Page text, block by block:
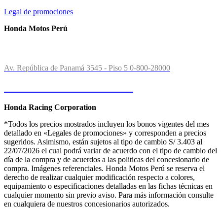
Legal de promociones
Honda Motos Perú
Av. República de Panamá 3545 - Piso 5 0-800-28000
Honda Racing Corporation
*Todos los precios mostrados incluyen los bonos vigentes del mes
detallado en «Legales de promociones» y corresponden a precios
sugeridos. Asimismo, están sujetos al tipo de cambio S/ 3.403 al
22/07/2026 el cual podrá variar de acuerdo con el tipo de cambio del
día de la compra y de acuerdos a las politicas del concesionario de
compra. Imágenes referenciales. Honda Motos Perú se reserva el
derecho de realizar cualquier modificación respecto a colores,
equipamiento o especificaciones detalladas en las fichas técnicas en
cualquier momento sin previo aviso. Para más información consulte
en cualquiera de nuestros concesionarios autorizados.